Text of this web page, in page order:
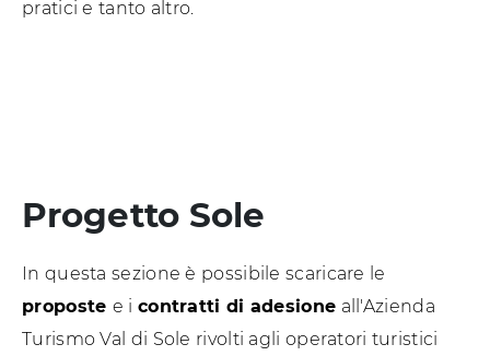
pratici e tanto altro.
Progetto Sole
In questa sezione è possibile scaricare le
proposte e i contratti di adesione all'Azienda
Turismo Val di Sole rivolti agli operatori turistici